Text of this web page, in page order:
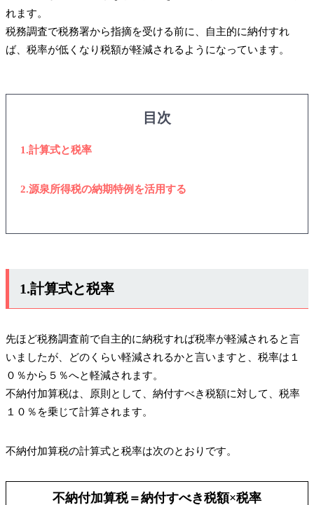
れます。
税務調査で税務署から指摘を受ける前に、自主的に納付すれ
ば、税率が低くなり税額が軽減されるようになっています。
目次
1.計算式と税率
2.源泉所得税の納期特例を活用する
1.計算式と税率
先ほど税務調査前で自主的に納税すれば税率が軽減されると言
いましたが、どのくらい軽減されるかと言いますと、税率は１
０％から５％へと軽減されます。
不納付加算税は、原則として、納付すべき税額に対して、税率
１０％を乗じて計算されます。
不納付加算税の計算式と税率は次のとおりです。
不納付加算税＝納付すべき税額×税率